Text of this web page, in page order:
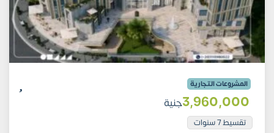
المشروعات التجارية
3٬960٬000جنية
تقسيط 7 سنوات